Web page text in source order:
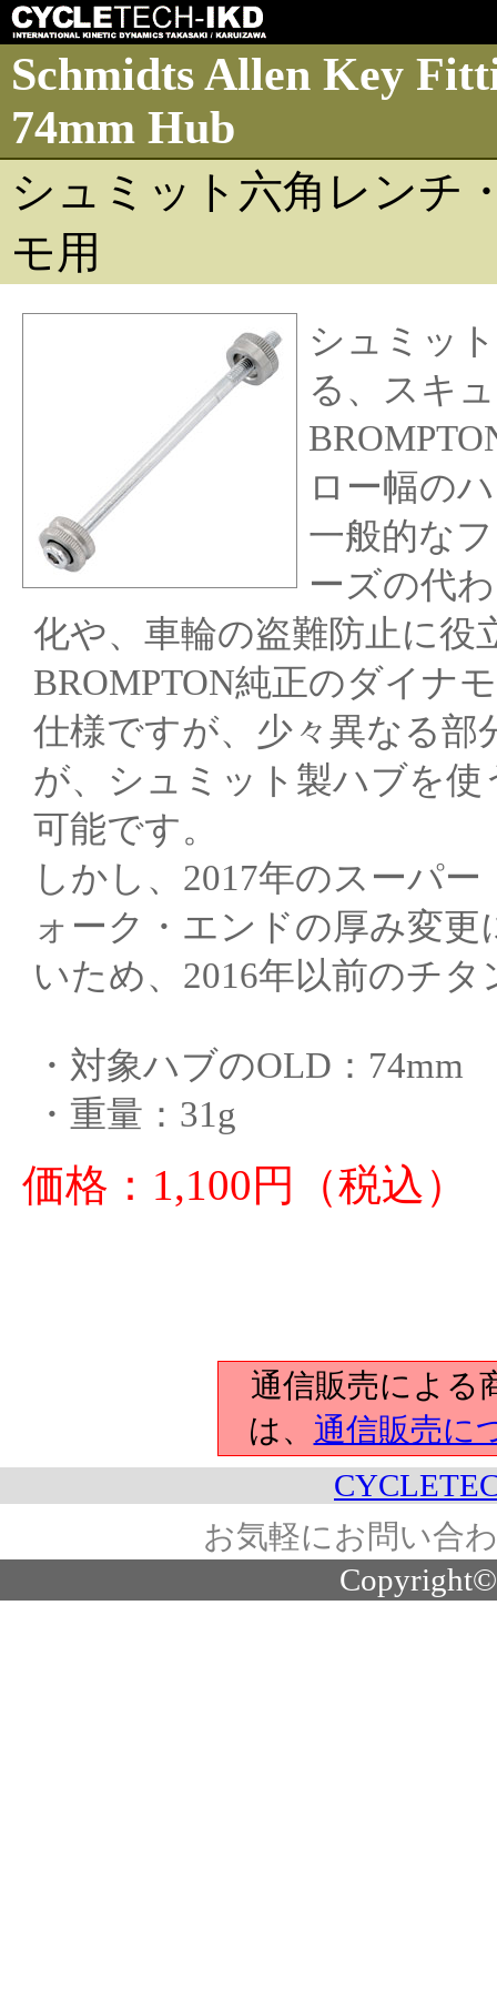
Schmidts Allen Key
74mm Hub
シュミット六角レンチ
モ用
シュミッ
る、スキ
ロー幅の
一般的な
ーズの代
化や、車輪の盗難防止に役
BROMPTON純正のダイナ
仕様ですが、少々異なる
が、シュミット製ハブを使
可能です。
しかし、2017年のスーパ
ォーク・エンドの厚み変
いため、2016年以前のチ
・対象ハブのOLD：74mm
・重量：31g
価格：1,100円（税込）
通信販売による
は、 通信販売に
お気軽にお問い合